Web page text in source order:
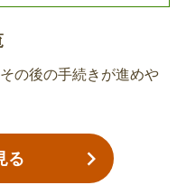
連手続き）
その世帯に国民健康
「世帯主変更届」が
登録をしたマイナン
は、世帯主変更後の
しい世帯主の所得申
す。）各区の市民総
返納
の後の手続きが進めや
る